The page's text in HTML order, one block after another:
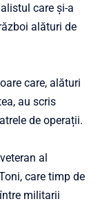
care și-a
alături de
care, alături
au scris
de operații.
al
care timp de
militarii